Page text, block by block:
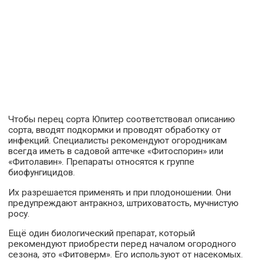
Чтобы перец сорта Юпитер соответствовал описанию
сорта, вводят подкормки и проводят обработку от
инфекций. Специалисты рекомендуют огородникам
всегда иметь в садовой аптечке «Фитоспорин» или
«Фитолавин». Препараты относятся к группе
биофунгицидов.
Их разрешается применять и при плодоношении. Они
предупреждают антракноз, штриховатость, мучнистую
росу.
Ещё один биологический препарат, который
рекомендуют приобрести перед началом огородного
сезона, это «Фитоверм». Его используют от насекомых.